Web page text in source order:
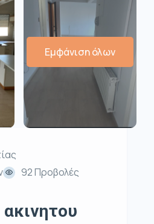
Εμφάνιση όλων
92 Προβολές